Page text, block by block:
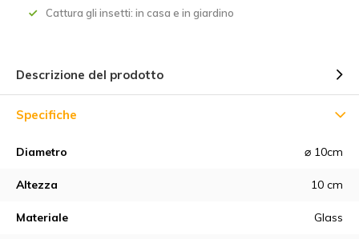
Cattura gli insetti: in casa e in giardino
Descrizione del prodotto
Specifiche
Diametro ⌀ 10cm
Altezza 10 cm
Materiale Glass